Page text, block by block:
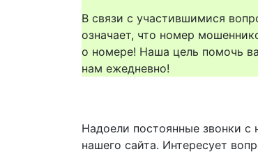
В связи с участившимися
означает, что номер
о номере! Наша цель помочь
нам ежедневно!
Надоели постоянные звонки с
нашего сайта. Интересует